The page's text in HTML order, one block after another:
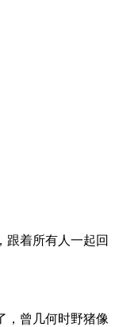
着所有人一起回
曾几何时野猪像